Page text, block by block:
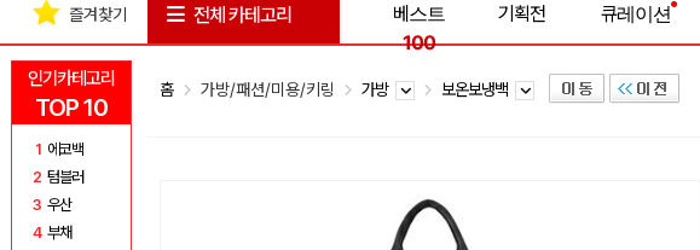
1 선풍기
인기카테고리
TOP 10
1 에코백
2 텀블러
3 우산
4 부채
즐겨찾기 전체 카테고리
베스트
100
기획전 큐레이션
홈 가방/패션/미용/키링 가방 보온보냉백